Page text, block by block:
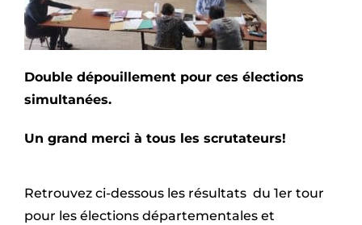
Double dépouillement pour ces élections
simultanées.
Un grand merci à tous les scrutateurs!
Retrouvez ci-dessous les résultats du 1er tour
pour les élections départementales et